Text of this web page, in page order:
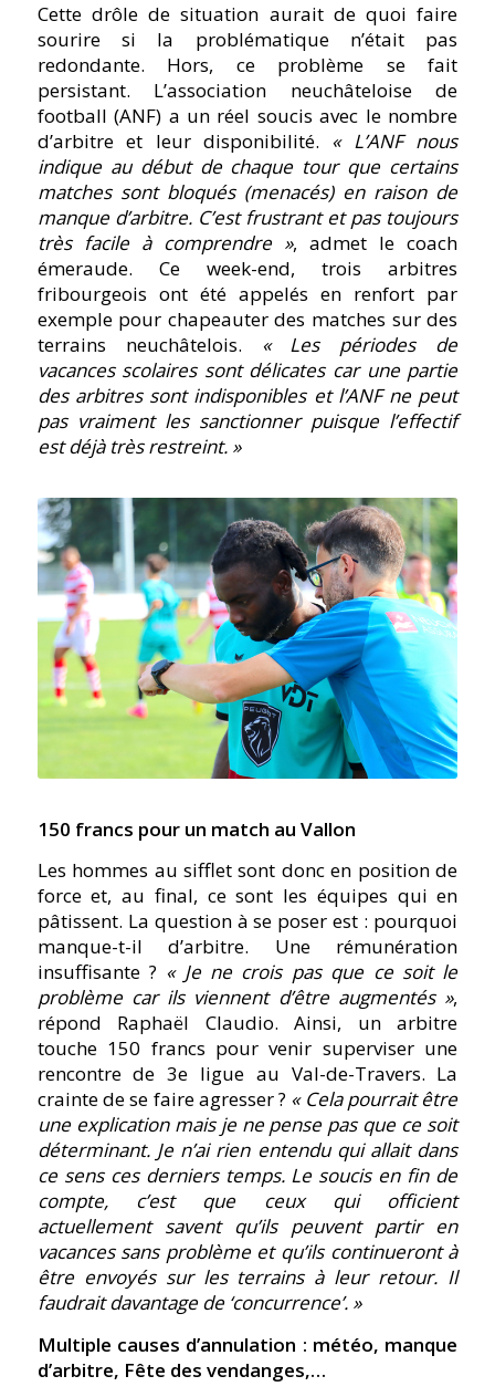
Cette drôle de situation aurait de quoi faire
sourire si la problématique n’était pas
redondante. Hors, ce problème se fait
persistant. L’association neuchâteloise de
football (ANF) a un réel soucis avec le nombre
d’arbitre et leur disponibilité. « L’ANF nous
indique au début de chaque tour que certains
matches sont bloqués (menacés) en raison de
manque d’arbitre. C’est frustrant et pas toujours
très facile à comprendre », admet le coach
émeraude. Ce week-end, trois arbitres
fribourgeois ont été appelés en renfort par
exemple pour chapeauter des matches sur des
terrains neuchâtelois. « Les périodes de
vacances scolaires sont délicates car une partie
des arbitres sont indisponibles et l’ANF ne peut
pas vraiment les sanctionner puisque l’effectif
est déjà très restreint. »
150 francs pour un match au Vallon
Les hommes au sifflet sont donc en position de
force et, au final, ce sont les équipes qui en
pâtissent. La question à se poser est : pourquoi
manque-t-il d’arbitre. Une rémunération
insuffisante ? « Je ne crois pas que ce soit le
problème car ils viennent d’être augmentés »,
répond Raphaël Claudio. Ainsi, un arbitre
touche 150 francs pour venir superviser une
rencontre de 3e ligue au Val-de-Travers. La
crainte de se faire agresser ? « Cela pourrait être
une explication mais je ne pense pas que ce soit
déterminant. Je n’ai rien entendu qui allait dans
ce sens ces derniers temps. Le soucis en fin de
compte, c’est que ceux qui officient
actuellement savent qu’ils peuvent partir en
vacances sans problème et qu’ils continueront à
être envoyés sur les terrains à leur retour. Il
faudrait davantage de ‘concurrence’. »
Multiple causes d’annulation : météo, manque
d’arbitre, Fête des vendanges,…